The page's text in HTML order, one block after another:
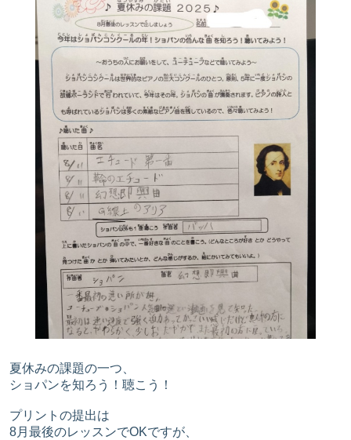
夏休みの課題の一つ、
ショパンを知ろう！聴こう！
プリントの提出は
8月最後のレッスンでOKですが、